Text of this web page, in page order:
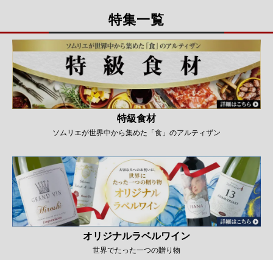
特集一覧
特級食材
ソムリエが世界中から集めた「食」のアルティザン
オリジナルラベルワイン
世界でたった一つの贈り物